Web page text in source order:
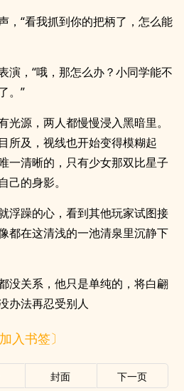
，“看我抓到你的把柄了，怎么能
演，“哦，那怎么办？小同学能不
。”
光源，两人都慢慢浸入黑暗里。
所及，视线也开始变得模糊起
一清晰的，只有少女那双比星子
的身影。
浮躁的心，看到其他玩家试图接
都在这清浅的一池清泉里沉静下
没关系，他只是单纯的，将白翩
办法再忍受别人
加入书签〕
封面 下一页